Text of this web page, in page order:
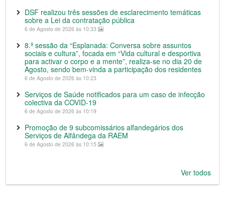
DSF realizou três sessões de esclarecimento temáticas
sobre a Lei da contratação pública
6 de Agosto de 2026 às 10:33
8.ª sessão da “Esplanada: Conversa sobre assuntos
sociais e cultura”, focada em “Vida cultural e desportiva
para activar o corpo e a mente”, realiza-se no dia 20 de
Agosto, sendo bem-vinda a participação dos residentes
6 de Agosto de 2026 às 10:23
Serviços de Saúde notificados para um caso de infecção
colectiva da COVID-19
6 de Agosto de 2026 às 10:19
Promoção de 9 subcomissários alfandegários dos
Serviços de Alfândega da RAEM
6 de Agosto de 2026 às 10:15
Ver todos